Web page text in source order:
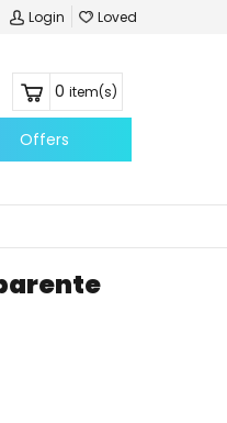
Login Loved
0 item(s)
Offers